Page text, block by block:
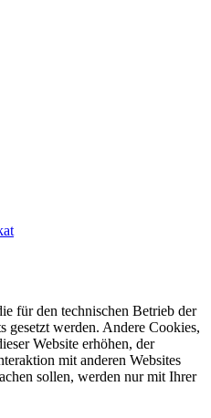
für den technischen Betrieb der
gesetzt werden. Andere Cookies,
Website erhöhen, der
mit anderen Websites
sollen, werden nur mit Ihrer